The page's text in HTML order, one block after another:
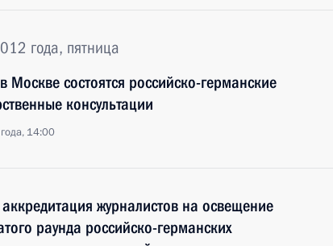
года, пятница
Москве состоятся российско-германские
консультации
14:00
журналистов на освещение
раунда российско-германских